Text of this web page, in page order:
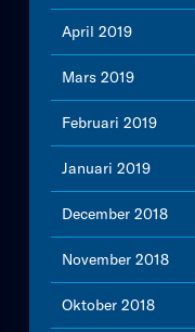
April 2019
Mars 2019
Februari 2019
Januari 2019
December 2018
November 2018
Oktober 2018